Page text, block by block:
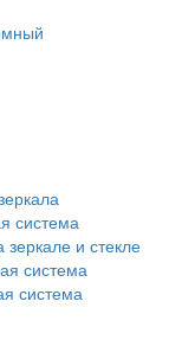
система
и стекле
система
система